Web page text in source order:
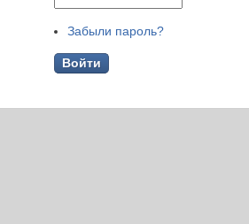
Забыли пароль?